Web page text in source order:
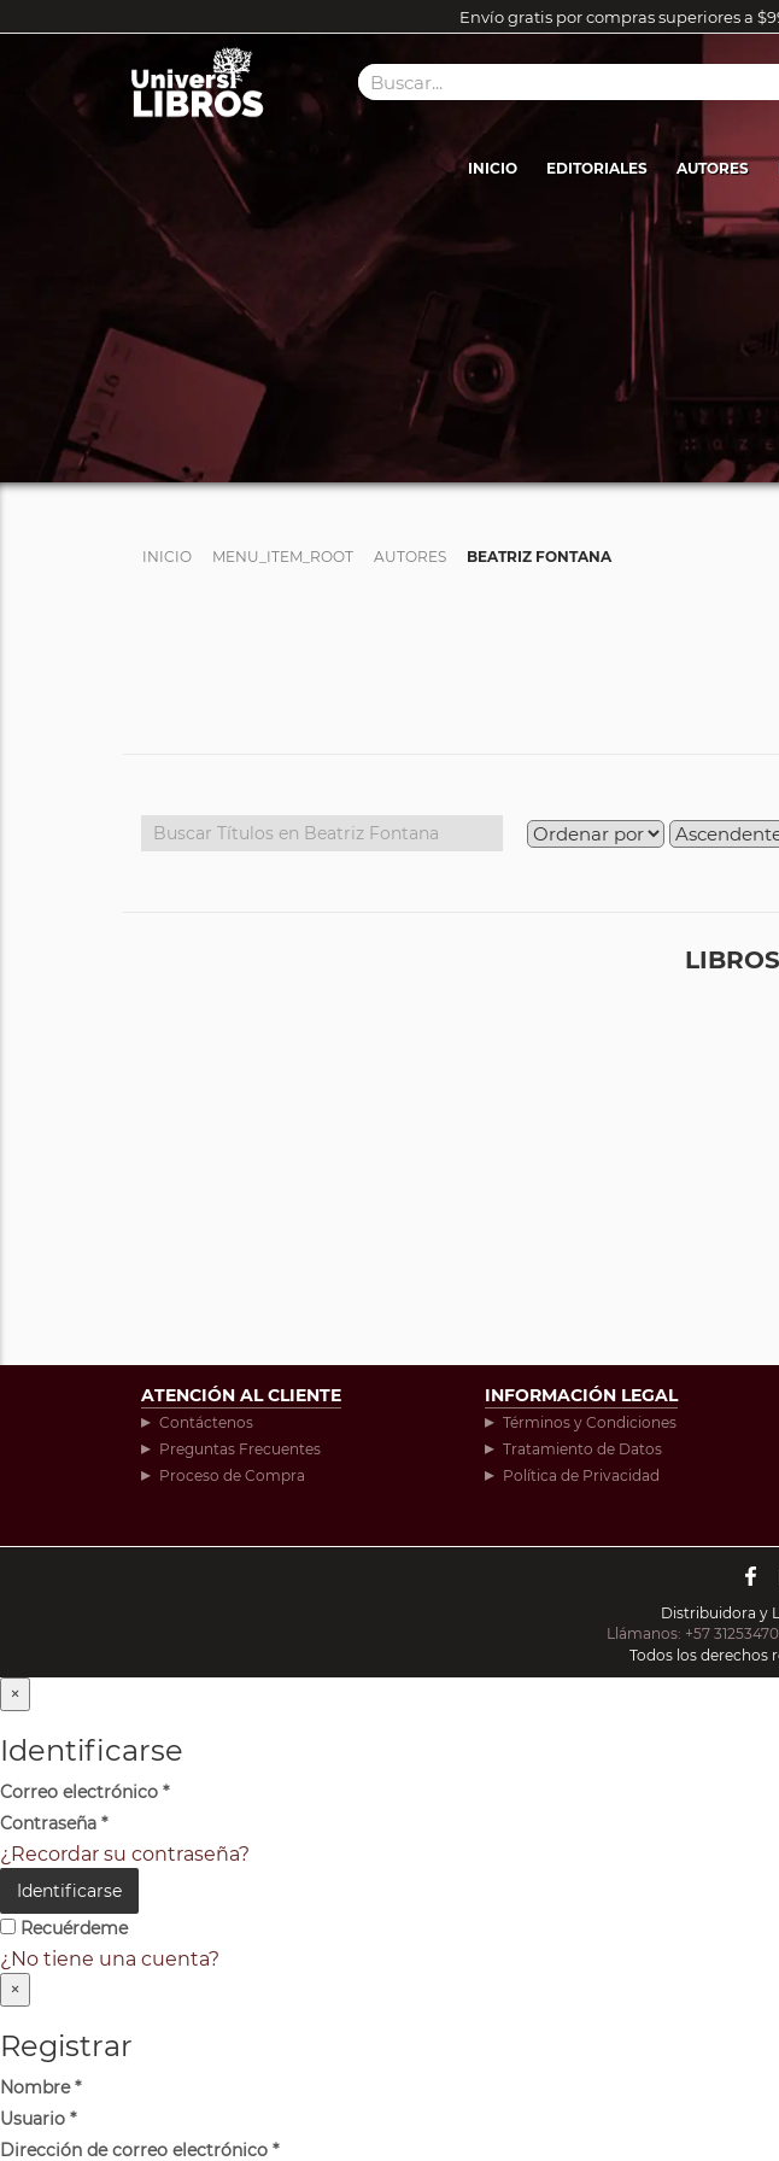
Envío gratis por compras superiores a
INICIO EDITORIALES AUTORES
INICIO MENU_ITEM_ROOT AUTORES BEATRIZ FONTANA
ATENCIÓN AL CLIENTE
Contáctenos
Preguntas Frecuentes
Proceso de Compra
INFORMACIÓN LEGAL
Términos y Condiciones
Tratamiento de Datos
Política de Privacidad
Distribuidora y
Llámanos: +57
Todos los derechos
×
Identificarse
Correo electrónico *
Contraseña *
¿Recordar su contraseña?
Identificarse
Recuérdeme
¿No tiene una cuenta?
×
Registrar
Nombre*
Usuario *
Dirección de correo electrónico *